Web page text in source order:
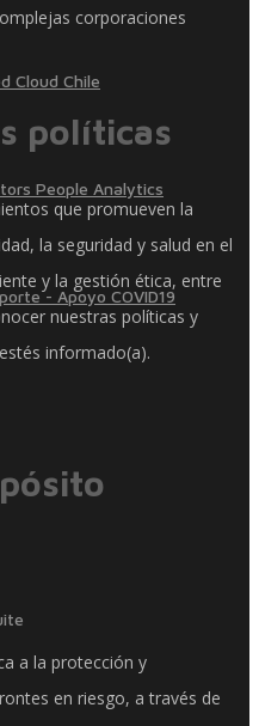
Cloud Chile
People Analytics
- Apoyo COVID19
corporaciones
políticas
que promueven la
la seguridad y salud en el
y la gestión ética, entre
nuestras políticas y
informado(a).
a la protección y
en riesgo, a través de